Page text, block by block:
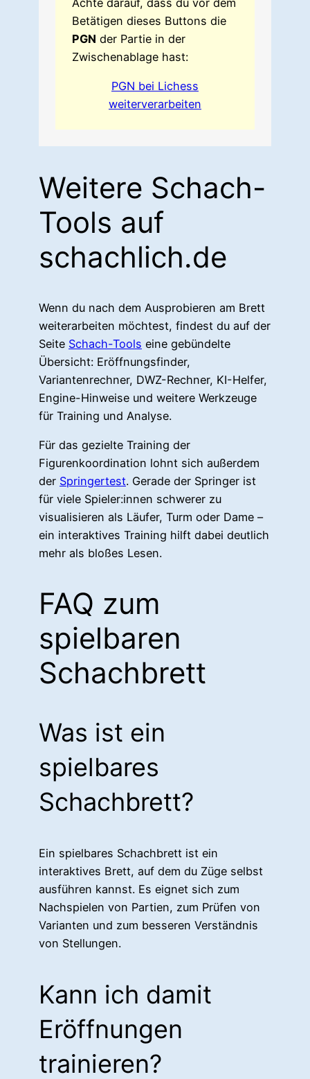
Betätigen dieses Buttons die
PGN der Partie in der
Zwischenablage hast:
PGN bei Lichess
weiterverarbeiten
Weitere Schach-
Tools auf
schachlich.de
Wenn du nach dem Ausprobieren am Brett
weiterarbeiten möchtest, findest du auf der
Seite Schach-Tools eine gebündelte
Übersicht: Eröffnungsfinder,
Variantenrechner, DWZ-Rechner, KI-Helfer,
Engine-Hinweise und weitere Werkzeuge
für Training und Analyse.
Für das gezielte Training der
Figurenkoordination lohnt sich außerdem
der Springertest. Gerade der Springer ist
für viele Spieler:innen schwerer zu
visualisieren als Läufer, Turm oder Dame –
ein interaktives Training hilft dabei deutlich
mehr als bloßes Lesen.
FAQ zum
spielbaren
Schachbrett
Was ist ein
spielbares
Schachbrett?
Ein spielbares Schachbrett ist ein
interaktives Brett, auf dem du Züge selbst
ausführen kannst. Es eignet sich zum
Nachspielen von Partien, zum Prüfen von
Varianten und zum besseren Verständnis
von Stellungen.
Kann ich damit
Eröffnungen
trainieren?